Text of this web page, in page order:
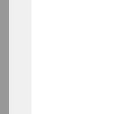
und
Trans­port und